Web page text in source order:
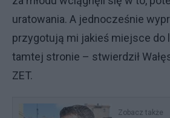
uratowania. A jednocześnie
przygotują mi jakieś miejsce do
tamtej stronie – stwierdził
ZET.
Zobacz także